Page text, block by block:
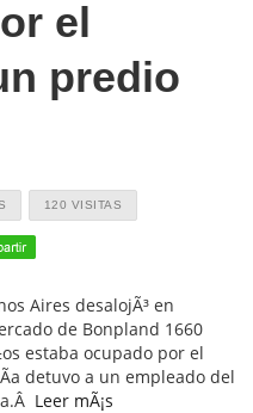
el
predio
120 VISITAS
Aires desalojÃ³ en
de Bonpland 1660
estaba ocupado por el
detuvo a un empleado del
Leer mÃ¡s